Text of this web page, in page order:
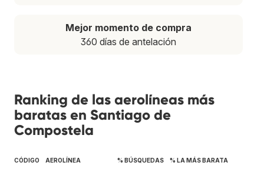
Mejor momento de compra
360 días de antelación
Ranking de las aerolíneas más
baratas en Santiago de
Compostela
CÓDIGO AEROLÍNEA % BÚSQUEDAS % LA MÁS BARATA